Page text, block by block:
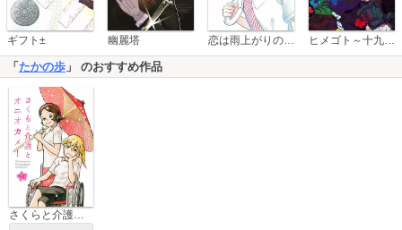
ギフト± 幽麗塔 恋は雨上がりのように ヒメゴト～十九歳の制服～
「 たかの歩 」 のおすすめ作品
さくらと介護とオニオカメ！【単話版】